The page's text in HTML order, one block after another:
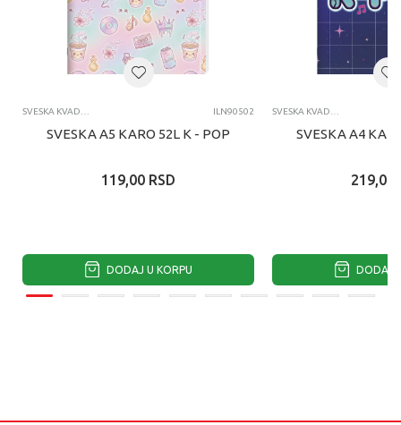
SVESKA KVADRATIĆI ILN90502
SVESKA A5 KARO 52L K - POP
119,00 RSD
DODAJ U KORPU
SVESKA KVADRATIĆI
SVESKA A4
219,00
DODAJ